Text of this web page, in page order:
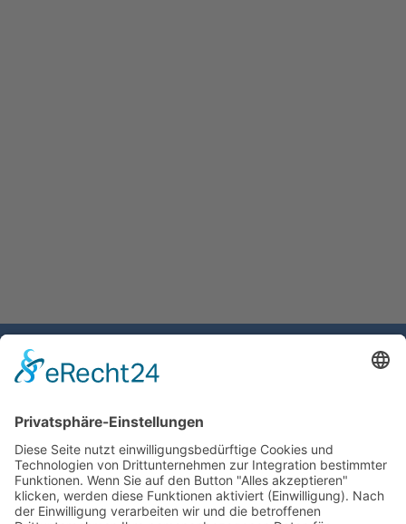
Gemeinde Schaan
9494 Schaan
Tel +423 / 237 72 00
Email schreiben